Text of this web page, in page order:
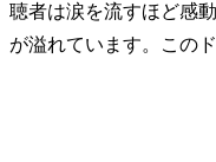
聴者は涙を流すほど感
が溢れています。この